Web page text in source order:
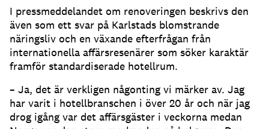
I pressmeddelandet om renoveringen beskrivs den
även som ett svar på Karlstads blomstrande
näringsliv och en växande efterfrågan från
internationella affärsresenärer som söker karaktär
framför standardiserade hotellrum.
– Ja, det är verkligen någonting vi märker av. Jag
har varit i hotellbranschen i över 20 år och när jag
drog igång var det affärsgäster i veckorna medan